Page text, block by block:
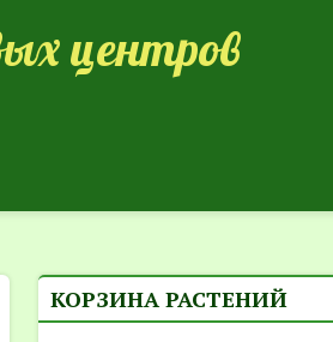
центров
КОРЗИНА РАСТЕНИЙ